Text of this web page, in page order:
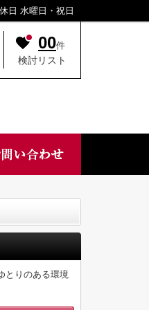
日 水曜日・祝日
00件
検討リスト
とりのある環境